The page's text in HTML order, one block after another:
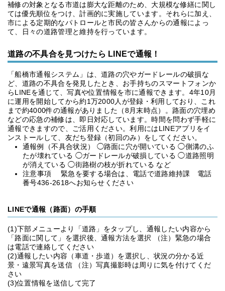
補修の対象となる市道は膨大な距離のため、大規模な修繕に関し
ては優先順位をつけ、計画的に実施しています。それらに加え、
市による定期的なパトロールと市民の皆さんからの通報によっ
て、日々の道路管理と維持を行っています。
道路の不具合を見つけたら LINEで通報！
「船橋市通報システム」は、道路の穴やガードレールの破損な
ど、道路の不具合を発見したとき、お手持ちのスマートフォンか
らLINEを通じて、写真や位置情報を市に通報できます。4年10月
に運用を開始してから約1万2000人が登録・利用しており、これ
まで約4000件の通報がありました（8月末時点）。路面の穴埋め
などの応急の補修は、即日対応しています。時間を問わず手軽に
通報できますので、ご活用ください。利用にはLINEアプリをイ
ンストールして、友だち登録（初回のみ）をしてください。
通報例（不具合状況） ◯路面に穴が開いている ◯側溝のふ
たが壊れている ◯ガードレールが破損している ◯道路照明
が消えている ◯街路樹の枝が折れている など
注意事項 緊急を要する場合は、電話で道路維持課 電話
番号436-2618へお知らせください
LINEで通報（路面）の手順
(1)下部メニューより「道路」をタップし、通報したい内容から
「路面に関して」を選択後、通報方法を選択 （注）緊急の場合
は電話で連絡してください
(2)通報したい内容（車道・歩道）を選択し、状況の分かる近
景・遠景写真を送信 （注）写真撮影時は周りに気を付けてくだ
さい
(3)位置情報を送信して完了